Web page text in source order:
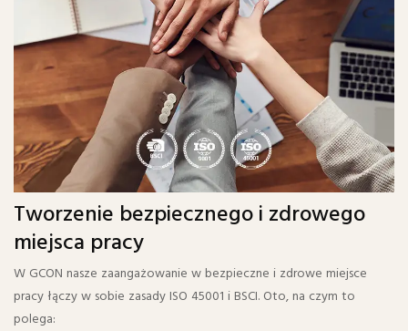
Tworzenie bezpiecznego i zdrowego
miejsca pracy
W GCON nasze zaangażowanie w bezpieczne i zdrowe miejsce
pracy łączy w sobie zasady ISO 45001 i BSCI. Oto, na czym to
polega: